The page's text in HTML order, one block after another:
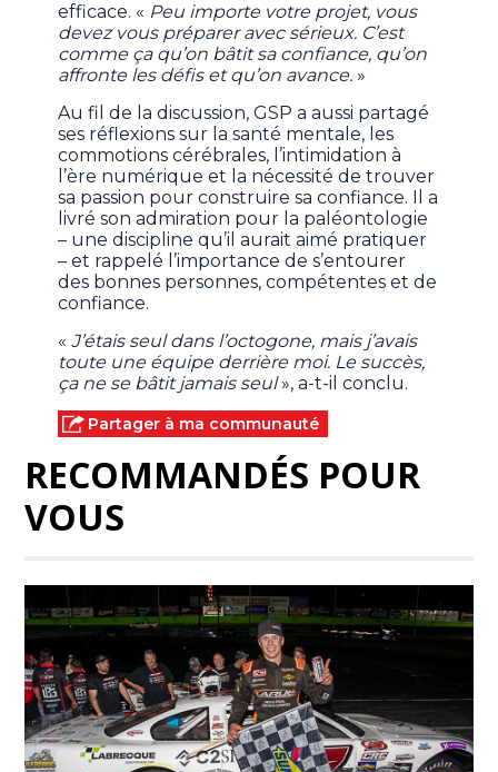
efficace. « Peu importe votre projet, vous
devez vous préparer avec sérieux. C’est
comme ça qu’on bâtit sa confiance, qu’on
affronte les défis et qu’on avance.»
Au fil de la discussion, GSP a aussi partagé
ses réflexions sur la santé mentale, les
commotions cérébrales, l’intimidation à
l’ère numérique et la nécessité de trouver
sa passion pour construire sa confiance. Il a
livré son admiration pour la paléontologie
– une discipline qu’il aurait aimé pratiquer
– et rappelé l’importance de s’entourer
des bonnes personnes, compétentes et de
confiance.
«J’étais seul dans l’octogone, mais j’avais
toute une équipe derrière moi. Le succès,
ça ne se bâtit jamais seul», a-t-il conclu.
Partager à ma communauté
RECOMMANDÉS POUR
VOUS